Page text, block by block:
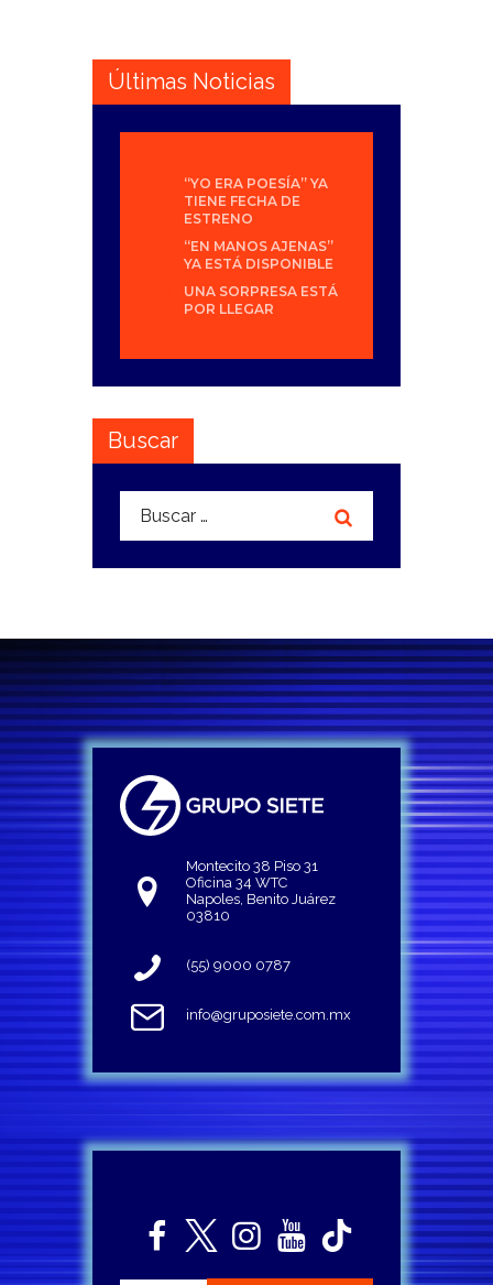
Últimas Noticias
“YO ERA POESÍA” YA
TIENE FECHA DE
ESTRENO
“EN MANOS AJENAS”
YA ESTÁ DISPONIBLE
UNA SORPRESA ESTÁ
POR LLEGAR
Buscar
Buscar:
Montecito 38 Piso 31
Oficina 34 WTC
Napoles, Benito Juárez
03810
(55) 9000 0787
info@gruposiete.com.mx